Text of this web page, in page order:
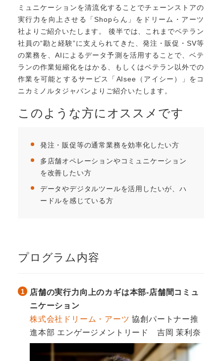
他の事例も見てみる
ミュニケーションを清流化することでチェーンストアの
実行力を向上させる「Shopらん」をドリーム・アーツ
社よりご紹介いたします。
後半では、これまでベテラン
社員の“勘と経験”に支えられてきた、発注・販促・SV等
の業務を、AIによるデータ予測を活用することで、ベテ
ランの作業短縮化をはかる、もしくはベテラン以外での
作業を可能とするサービス「AIsee（アイシー）」をコ
ニカミノルタジャパンよりご紹介いたします。
このような方にオススメです
発注・販促等の通常業務を効率化したい方​
多店舗オペレーションやコミュニケーション
を改善したい方​
データやデジタルツールを活用したいが、ハ
ードルを感じている方
プログラム内容
店舗の実行力向上のカギは本部-店舗間コミュ
ニケーション
株式会社ドリーム・アーツ協創パートナー推
進本部 エンゲージメントリード 吉岡 茉利奈